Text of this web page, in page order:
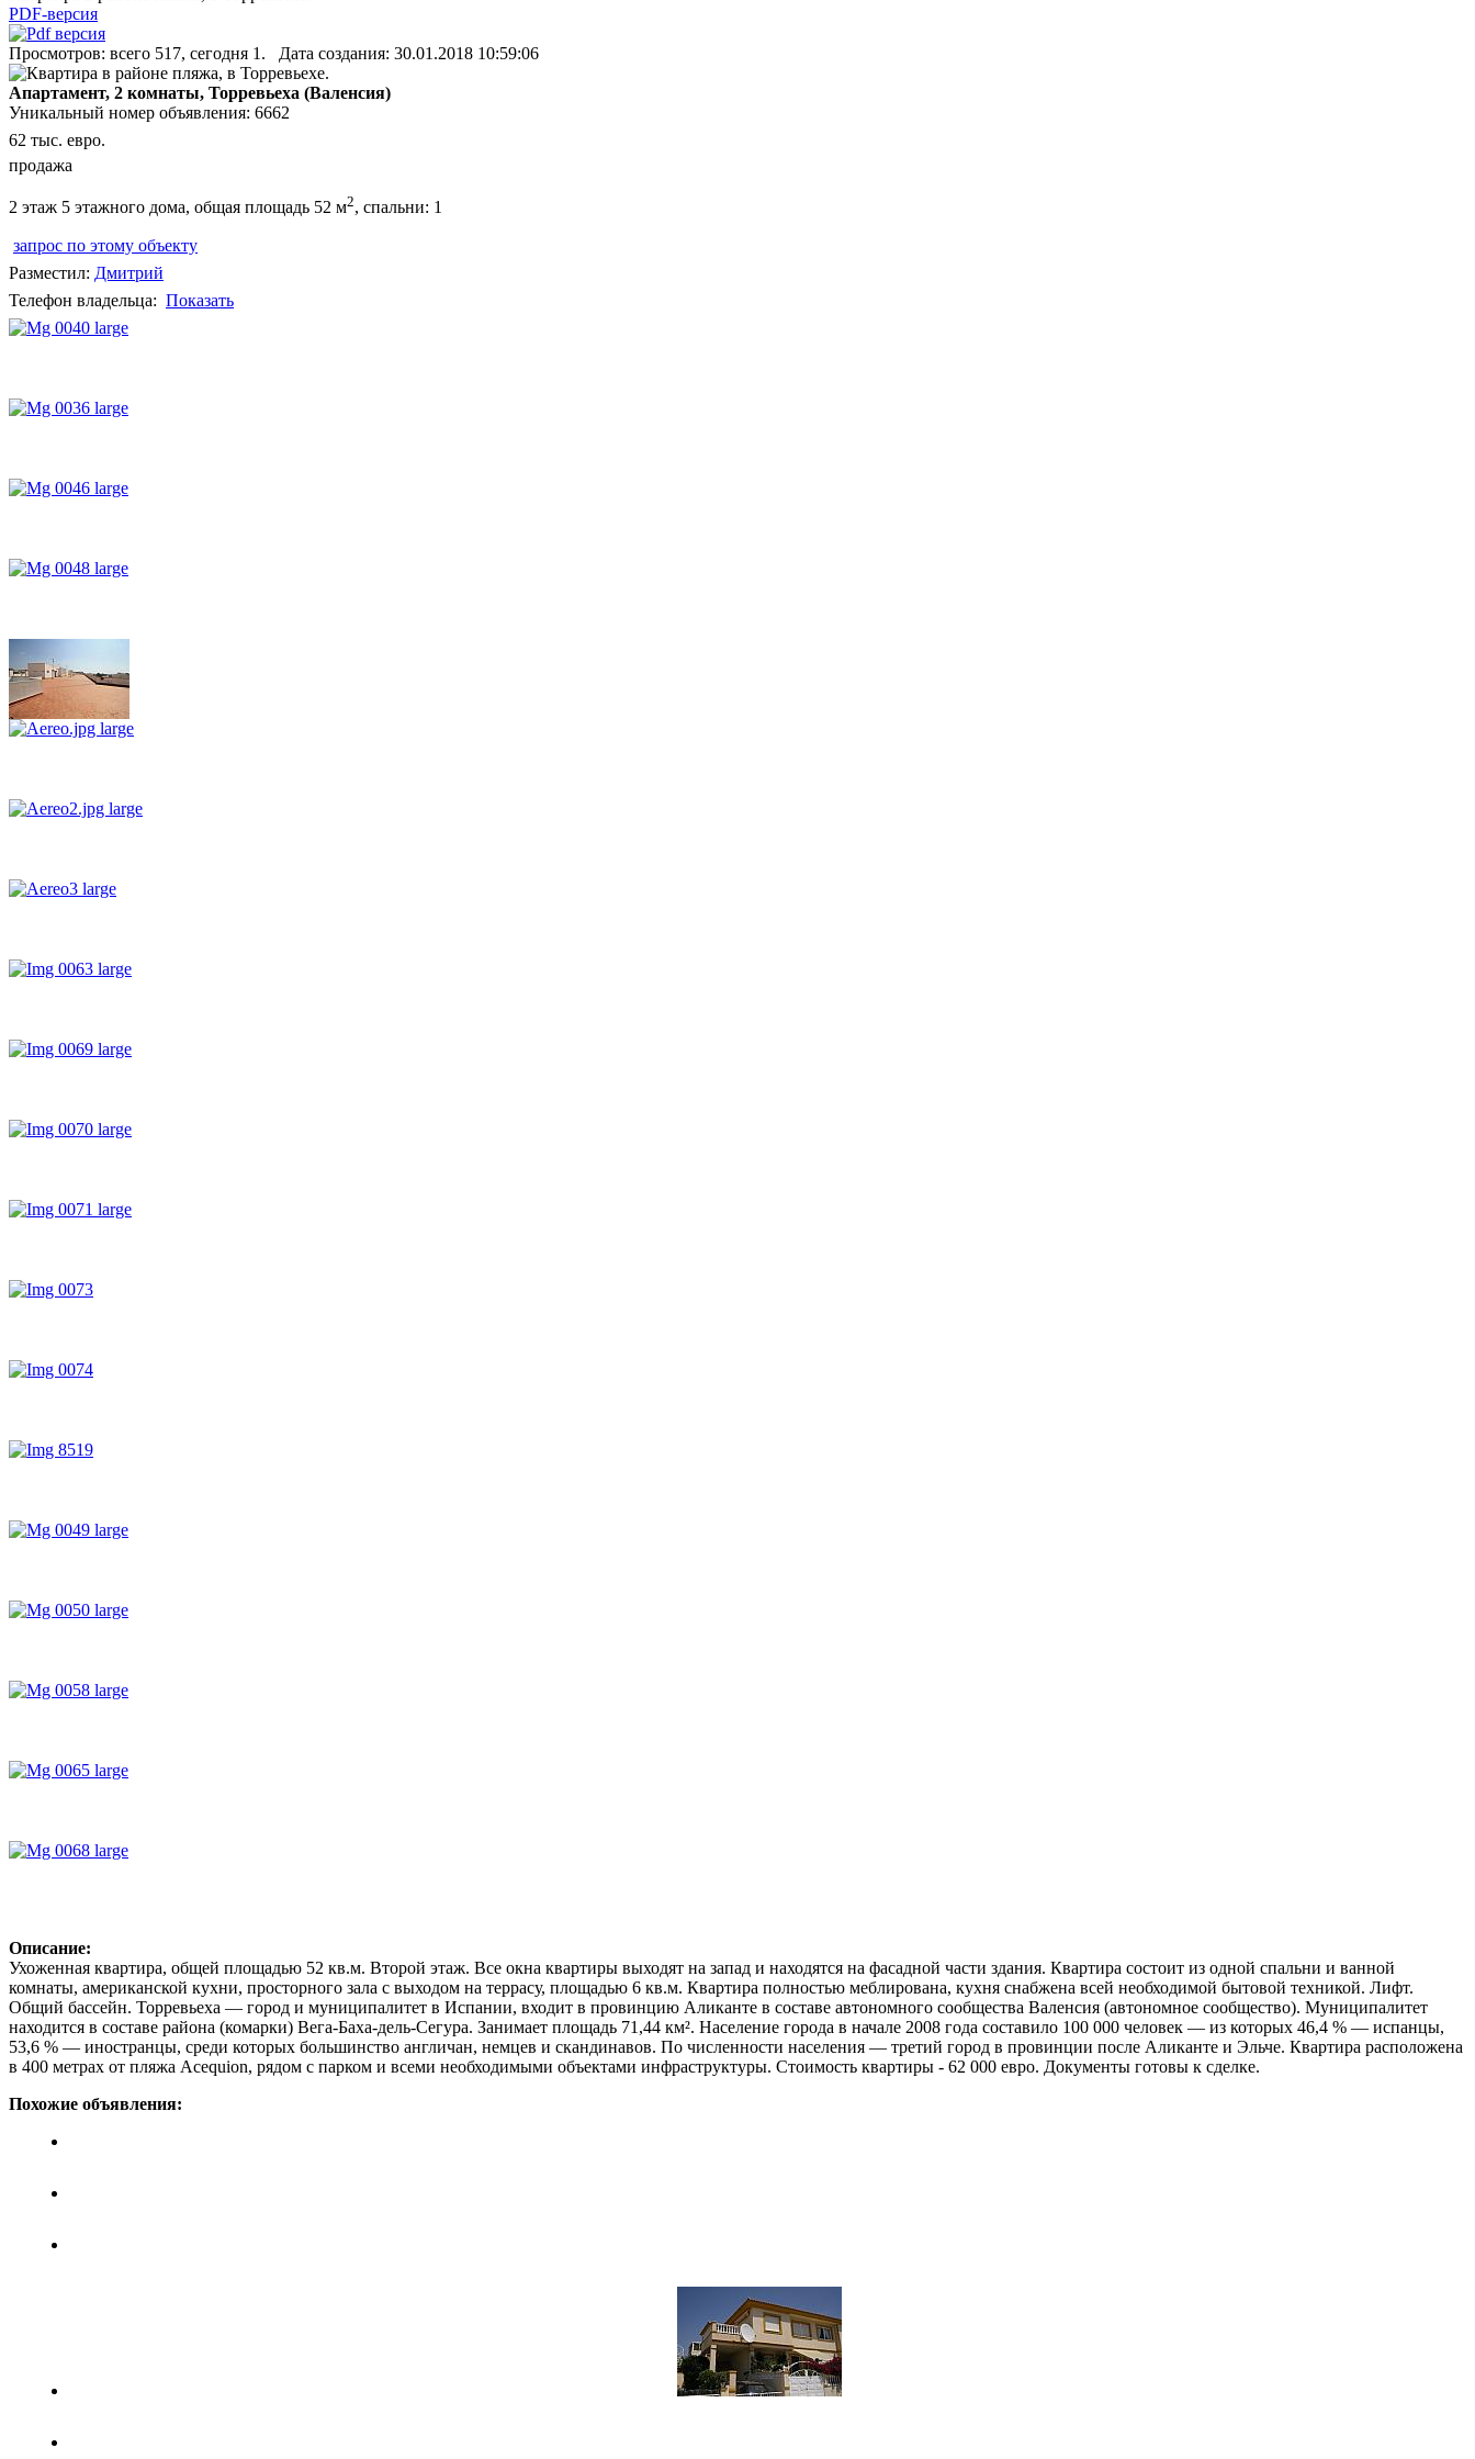
PDF-версия
Просмотров: всего 517, сегодня 1. Дата создания: 30.01.2018 10:59:06
Апартамент, 2 комнаты, Торревьеха (Валенсия)
Уникальный номер объявления: 6662
62 тыс. евро.
продажа
2 этаж 5 этажного дома, общая площадь 52 м2, спальни: 1
запрос по этому объекту
Разместил: Дмитрий
Телефон владельца: Показать
Описание:
Ухоженная квартира, общей площадью 52 кв.м. Второй этаж. Все окна квартиры выходят на запад и находятся на фасадной части здания. Квартира состоит из одной спальни и ванной
комнаты, американской кухни, просторного зала с выходом на террасу, площадью 6 кв.м. Квартира полностью меблирована, кухня снабжена всей необходимой бытовой техникой. Лифт.
Общий бассейн. Торревьеха — город и муниципалитет в Испании, входит в провинцию Аликанте в составе автономного сообщества Валенсия (автономное сообщество). Муниципалитет
находится в составе района (комарки) Вега-Баха-дель-Сегура. Занимает площадь 71,44 км². Население города в начале 2008 года составило 100 000 человек — из которых 46,4 % — испанцы,
53,6 % — иностранцы, среди которых большинство англичан, немцев и скандинавов. По численности населения — третий город в провинции после Аликанте и Эльче. Квартира расположена
в 400 метрах от пляжа Acequion, рядом с парком и всеми необходимыми объектами инфраструктуры. Стоимость квартиры - 62 000 евро. Документы готовы к сделке.
Похожие объявления: